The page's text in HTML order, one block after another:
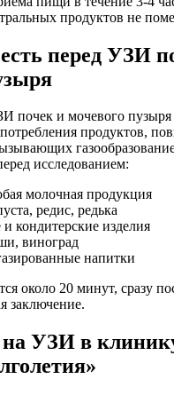
продуктов не
перед УЗИ
почек и мочевого пузыря
продуктов,
исследованием:
молочная продукция
редис, редька
кондитерские изделия
виноград
напитки
около 20 минут, сразу
заключение.
на УЗИ в